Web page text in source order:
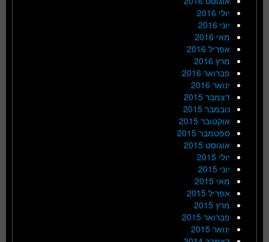
יולי 2016
יוני 2016
מאי 2016
אפריל 2016
מרץ 2016
פברואר 2016
ינואר 2016
דצמבר 2015
נובמבר 2015
אוקטובר 2015
ספטמבר 2015
אוגוסט 2015
יולי 2015
יוני 2015
מאי 2015
אפריל 2015
מרץ 2015
פברואר 2015
ינואר 2015